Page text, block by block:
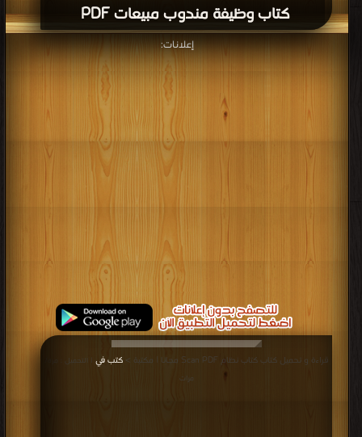
كتاب وظيفة مندوب مبيعات PDF
إعلانات:
قراءة و تحميل كتاب كتاب نظام Scan PDF مجانا | مكتبة > كتب في
| التحميل : مرة/
مرات